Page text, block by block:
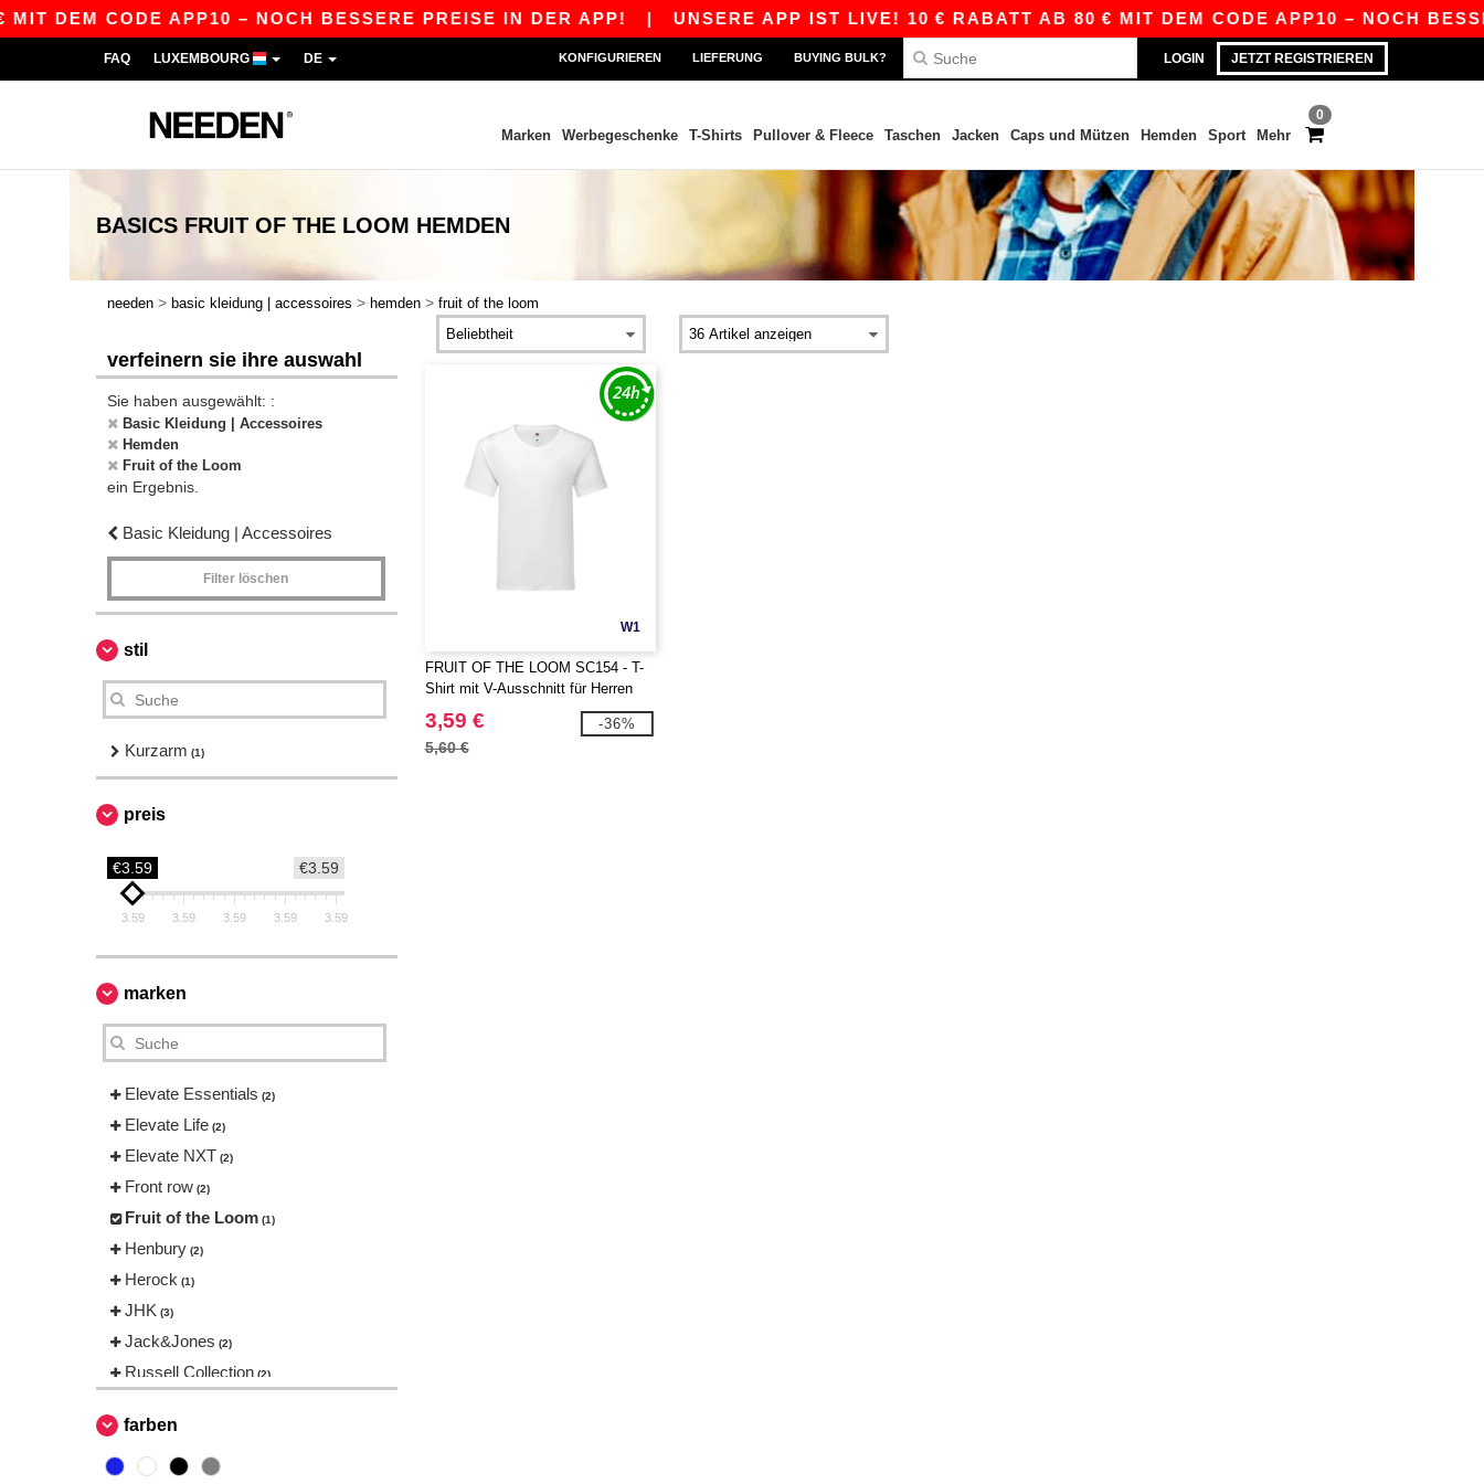
DEM CODE APP10 – NOCH BESSERE PREISE IN DER APP!| UNSERE APP IST LIVE! 10 € RABATT AB 80 € MIT DEM CODE APP10 – NOCH
LOGIN JETZT REGISTRIEREN
FAQ LUXEMBOURG DE KONFIGURIEREN LIEFERUNG BUYING BULK?
0
Marken Werbegeschenke T-Shirts Pullover & Fleece Taschen Jacken Caps und Mützen Hemden Sport Mehr
BASICS FRUIT OF THE LOOM HEMDEN
needen > basic kleidung | accessoires > hemden > fruit of the loom
verfeinern sie ihre auswahl
Sie haben ausgewählt: :
Basic Kleidung | Accessoires
Hemden
Fruit of the Loom
ein Ergebnis.
Basic Kleidung | Accessoires
Filter löschen
stil
Kurzarm (1)
preis
€3.59
€3.59
3.59 3.59 3.59 3.59 3.59
marken
Elevate Essentials (2)
Elevate Life (2)
Elevate NXT (2)
Front row (2)
Fruit of the Loom (1)
Henbury (2)
Herock (1)
JHK (3)
Jack&Jones (2)
Russell Collection (2)
VELILLA
farben
W1
FRUIT OF THE LOOM SC154 - T-
Shirt mit V-Ausschnitt für Herren
3,59 €
5,60 €
-36%